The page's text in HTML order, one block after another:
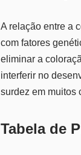
A relação entre a
com fatores
eliminar a
interferir no
surdez em muitos
Tabela de